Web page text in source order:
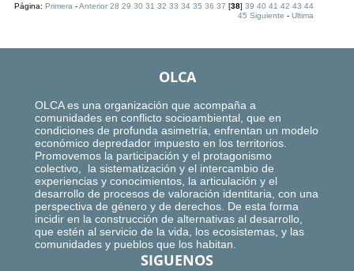
Página:Primera -Anterior 28 29 30 31 32 33 34 35 36 37 [38]39 40 41 42 43 44
45 Siguiente -Ultima
OLCA
OLCA es una organización que acompaña a
comunidades en conflicto socioambiental, que en
condiciones de profunda asimetría, enfrentan un modelo
económico depredador impuesto en los territorios.
Promovemos la participación y el protagonismo
colectivo, la sistematización y el intercambio de
experiencias y conocimientos, la articulación y el
desarrollo de procesos de valoración identitaria, con una
perspectiva de género y de derechos. De esta forma
incidir en la construcción de alternativas al desarrollo,
que estén al servicio de la vida, los ecosistemas, y las
comunidades y pueblos que los habitan.
SIGUENOS